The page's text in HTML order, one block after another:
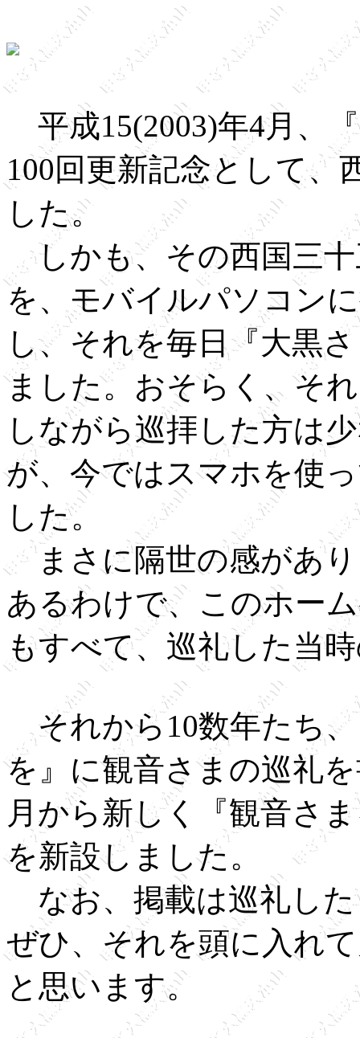
平成15(2003)年4月、
100回更新記念として、
した。
しかも、その西国三
を、モバイルパソコン
し、それを毎日『大黒
ました。おそらく、そ
しながら巡拝した方は
が、今ではスマホを使
した。
まさに隔世の感があり
あるわけで、このホー
もすべて、巡礼した当
それから10数年たち
を』に観音さまの巡礼
月から新しく『観音さ
を新設しました。
なお、掲載は巡礼し
ぜひ、それを頭に入れ
と思います。